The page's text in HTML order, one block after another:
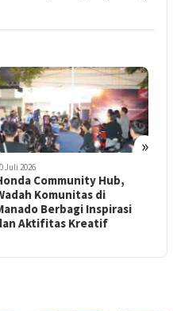
»
30 Juli 2026
New Vario Evo 160 Night
Ride: Komunitas Honda
Manado Menikmati
Kebersamaan Berkendara